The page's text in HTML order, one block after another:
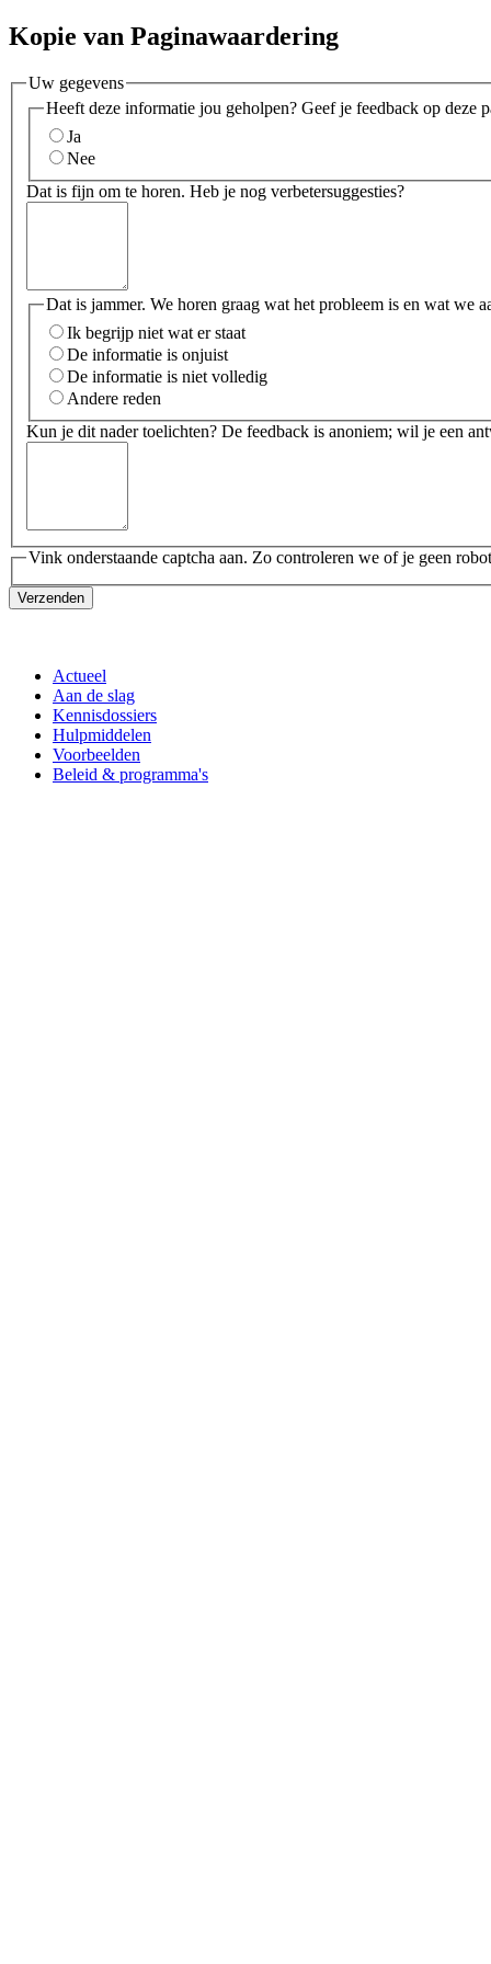
Kopie van Paginawaardering
Uw gegevens
Heeft deze informatie jou geholpen? Geef je feedback op deze
Ja
Nee
Dat is fijn om te horen. Heb je nog verbetersuggesties?
Dat is jammer. We horen graag wat het probleem is en wat we
Ik begrijp niet wat er staat
De informatie is onjuist
De informatie is niet volledig
Andere reden
Kun je dit nader toelichten? De feedback is anoniem; wil je een
Vink onderstaande captcha aan. Zo controleren we of je geen
Verzenden
Actueel
Aan de slag
Kennisdossiers
Hulpmiddelen
Voorbeelden
Beleid & programma's